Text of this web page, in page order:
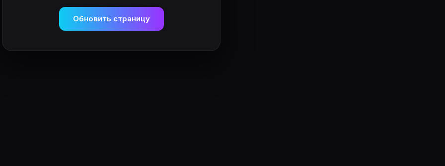
Обновить страницу